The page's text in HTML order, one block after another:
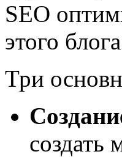
SEO
этого
Три
создать